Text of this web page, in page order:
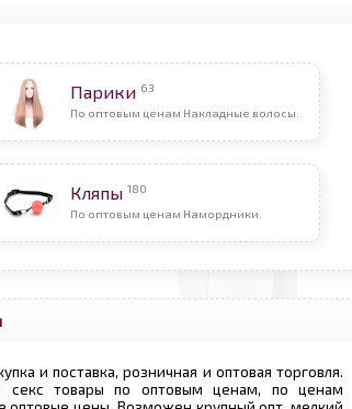
Парики 63
По оптовым ценам Накладные волосы.
Кляпы 180
По оптовым ценам Намордники.
и поставка, розничная и оптовая торговля.
секс товары по оптовым ценам, по ценам